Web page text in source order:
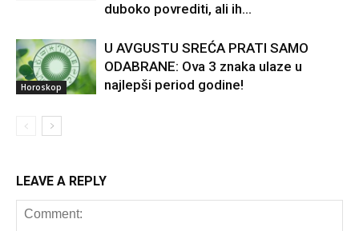
duboko povrediti, ali ih...
Horoskop
U AVGUSTU SREĆA PRATI SAMO
ODABRANE: Ova 3 znaka ulaze u
najlepši period godine!
LEAVE A REPLY